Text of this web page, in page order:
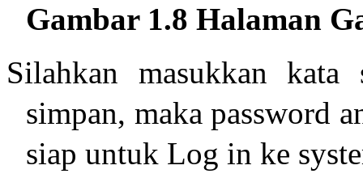
Gambar 1.8 Halaman
Silahkan masukkan kata
simpan, maka password
siap untuk Log in ke